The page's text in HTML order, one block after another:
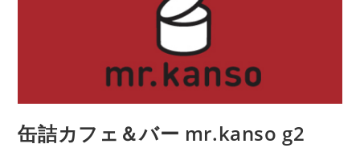
缶詰カフェ＆バー mr.kanso g2